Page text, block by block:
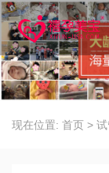
现在位置: 首页 >